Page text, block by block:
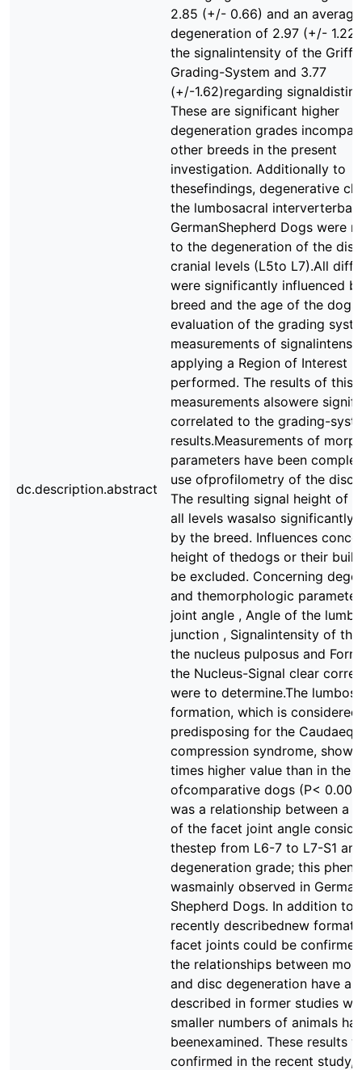
dc.description.abstract
2.85 (+/- 0.66) and an average
degeneration of 2.97 (+/-
the signalintensity of the
Grading-System and 3.77
(+/-1.62)regarding
These are significant higher
degeneration grades
other breeds in the present
investigation. Additionally to
thesefindings, degenerative
the lumbosacral interverterbal
GermanShepherd Dogs were
to the degeneration of the
cranial levels (L5to L7).All
were significantly influenced
breed and the age of the
evaluation of the grading
measurements of
applying a Region of Interest
performed. The results of this
measurements alsowere
correlated to the grading-
results.Measurements of
parameters have been
use ofprofilometry of the disc
The resulting signal height of
all levels wasalso significantly
by the breed. Influences
height of thedogs or their
be excluded. Concerning
and themorphologic
joint angle , Angle of the
junction , Signalintensity of
the nucleus pulposus and
the Nucleus-Signal clear
were to determine.The
formation, which is considered
predisposing for the
compression syndrome,
times higher value than in the
ofcomparative dogs (P<
was a relationship between a
of the facet joint angle
thestep from L6-7 to L7-S1
degeneration grade; this
wasmainly observed in German
Shepherd Dogs. In addition to
recently describednew
facet joints could be
the relationships between
and disc degeneration have
described in former studies
smaller numbers of animals
beenexamined. These results
confirmed in the recent study,